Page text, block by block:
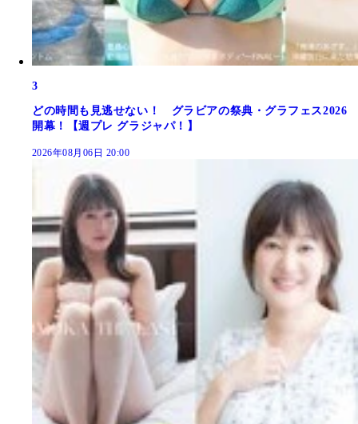
3
どの時間も見逃せない！ グラビアの祭典・グラフェス2026
開幕！【週プレ グラジャパ！】
2026年08月06日 20:00